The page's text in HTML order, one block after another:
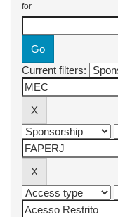
for
Current filters: